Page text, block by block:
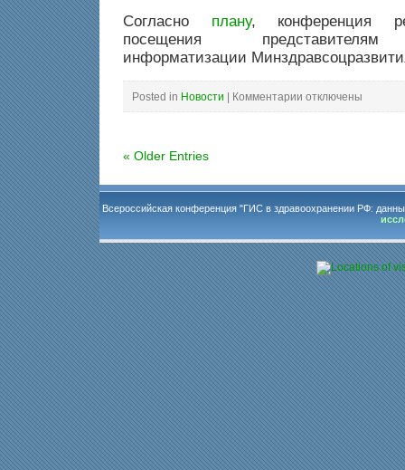
Согласно плану, конференция
посещения представителям
информатизации
Posted in Новости | Комментарии
Конференция
в
плане
Минздравсоцразвития
России
отключены
« Older Entries
Всероссийская конференция "ГИС в здравоохранении РФ: